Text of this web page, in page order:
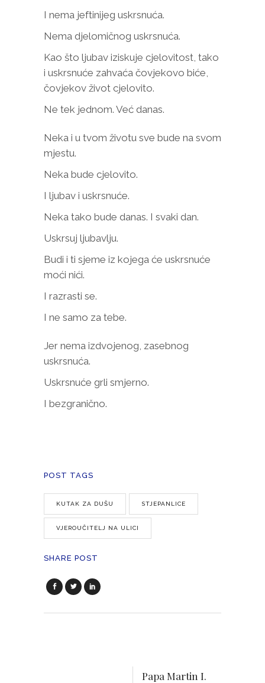
I nema jeftinijeg uskrsnuća.
Nema djelomičnog uskrsnuća.
Kao što ljubav iziskuje cjelovitost, tako
i uskrsnuće zahvaća čovjekovo biće,
čovjekov život cjelovito.
Ne tek jednom. Već danas.
Neka i u tvom životu sve bude na svom
mjestu.
Neka bude cjelovito.
I ljubav i uskrsnuće.
Neka tako bude danas. I svaki dan.
Uskrsuj ljubavlju.
Budi i ti sjeme iz kojega će uskrsnuće
moći nići.
I razrasti se.
I ne samo za tebe.
Jer nema izdvojenog, zasebnog
uskrsnuća.
Uskrsnuće grli smjerno.
I bezgranično.
POST TAGS
KUTAK ZA DUŠU STJEPANLICE
VJEROUČITELJ NA ULICI
SHARE POST
Papa Martin I.